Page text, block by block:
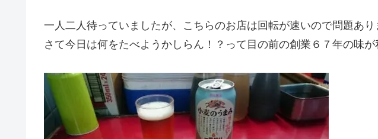
一人二人待っていましたが、こちらのお店は回転が速いので問題あり
さて今日は何をたべようかしらん！？って目の前の創業６７年の味が